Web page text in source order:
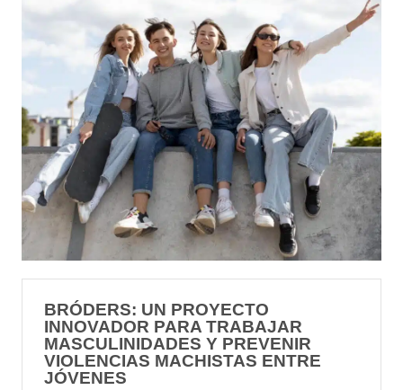
BRÓDERS: UN PROYECTO
INNOVADOR PARA TRABAJAR
MASCULINIDADES Y PREVENIR
VIOLENCIAS MACHISTAS ENTRE
JÓVENES